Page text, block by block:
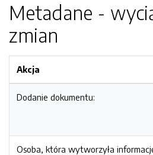
Metadane -
zmian
Akcja
Dodanie dokumentu:
Osoba, która wytworzyła